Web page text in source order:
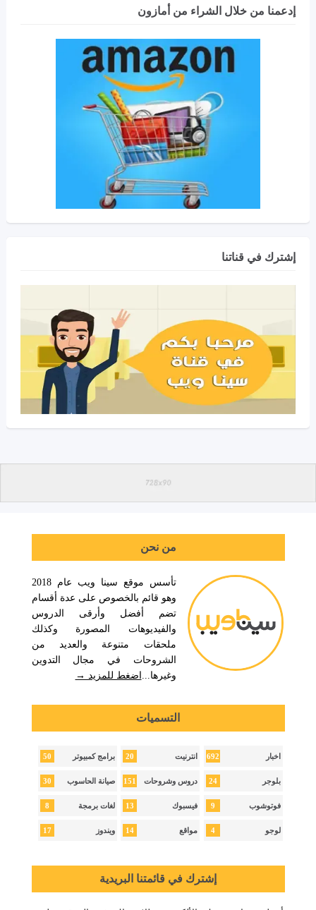
إدعمنا من خلال الشراء من أمازون
إشترك في قناتنا
من نحن
تأسس موقع سينا ويب عام 2018
وهو قائم بالخصوص على عدة أقسام
تضم أفضل وأرقى الدروس
والفيديوهات المصورة وكذلك
ملحقات متنوعة والعديد من
الشروحات في مجال التدوين
وغيرها... اضغط للمزيد →
التسميات
اخبار 692 انترنيت 20 برامج كمبيوتر 50
بلوجر 24 دروس وشروحات 151 صيانة الحاسوب 30
فوتوشوب 9 فيسبوك 13 لغات برمجة 8
لوجو 4 مواقع 14 ويندوز 17
إشترك في قائمتنا البريدية